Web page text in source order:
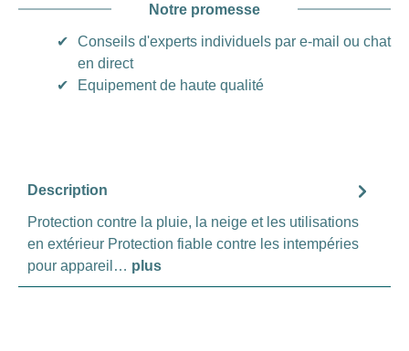
Notre promesse
✔
Conseils d'experts individuels par e-mail ou chat
en direct
✔
Equipement de haute qualité
Description
Protection contre la pluie, la neige et les utilisations
en extérieur Protection fiable contre les intempéries
pour appareil… plus